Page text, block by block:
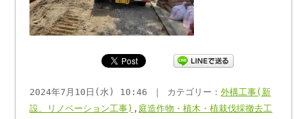
2024年7月10日(水) 10:46 ｜ カテゴリー：外構工事(新
設、リノベーション工事) , 庭造作物・植木・植栽伐採撤去工